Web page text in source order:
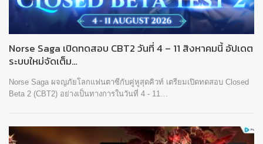
Norse Saga เปิดทดสอบ CBT2 วันที่ 4 – 11 สิงหาคมนี้ อัปเดต
ระบบใหม่จัดเต็ม…
Norse Saga ผจญภัยโลกแฟนตาซีกับคู่หูสุดคิวท์ เตรียมเปิดทดสอบ Closed
Beta 2 (CBT2) อย่างเป็นทางการในวันที่ 4 - 11…